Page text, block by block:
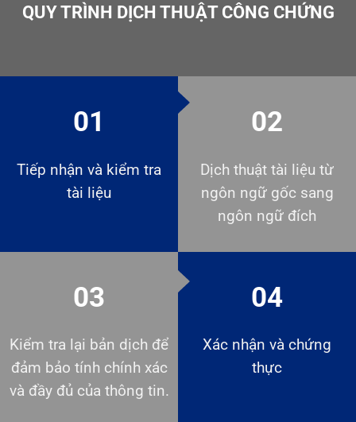
QUY TRÌNH DỊCH THUẬT CÔNG CHỨNG
01
Tiếp nhận và kiểm tra
tài liệu
02
Dịch thuật tài liệu từ
ngôn ngữ gốc sang
ngôn ngữ đích
03
Kiểm tra lại bản dịch để
đảm bảo tính chính xác
và đầy đủ của thông tin.
04
Xác nhận và chứng
thực